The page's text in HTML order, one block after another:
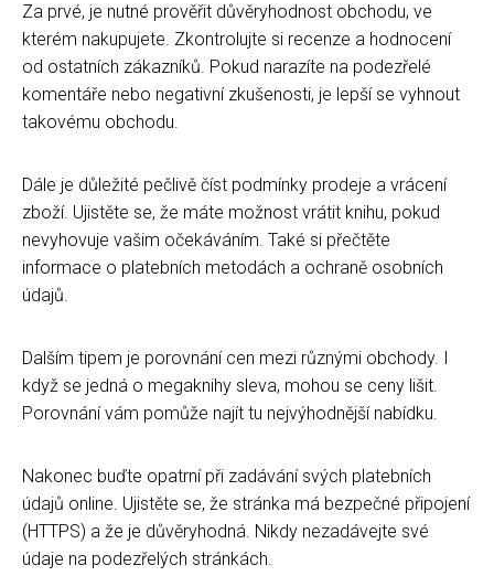
Za prvé, je nutné prověřit důvěryhodnost obchodu, ve
kterém nakupujete. Zkontrolujte si recenze a hodnocení
od ostatních zákazníků. Pokud narazíte na podezřelé
komentáře nebo negativní zkušenosti, je lepší se vyhnout
takovému obchodu.
Dále je důležité pečlivě číst podmínky prodeje a vrácení
zboží. Ujistěte se, že máte možnost vrátit knihu, pokud
nevyhovuje vašim očekáváním. Také si přečtěte
informace o platebních metodách a ochraně osobních
údajů.
Dalším tipem je porovnání cen mezi různými obchody. I
když se jedná o megaknihy sleva, mohou se ceny lišit.
Porovnání vám pomůže najít tu nejvýhodnější nabídku.
Nakonec buďte opatrní při zadávání svých platebních
údajů online. Ujistěte se, že stránka má bezpečné připojení
(HTTPS) a že je důvěryhodná. Nikdy nezadávejte své
údaje na podezřelých stránkách.